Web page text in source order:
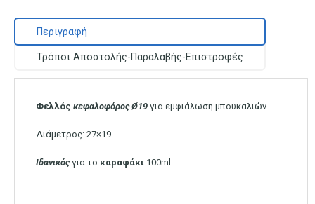
Περιγραφή
Τρόποι Αποστολής-Παραλαβής-Επιστροφές
Φελλός κεφαλοφόρος Ø19 για εμφιάλωση μπουκαλιών
Διάμετρος: 27×19
Ιδανικός για το καραφάκι 100ml